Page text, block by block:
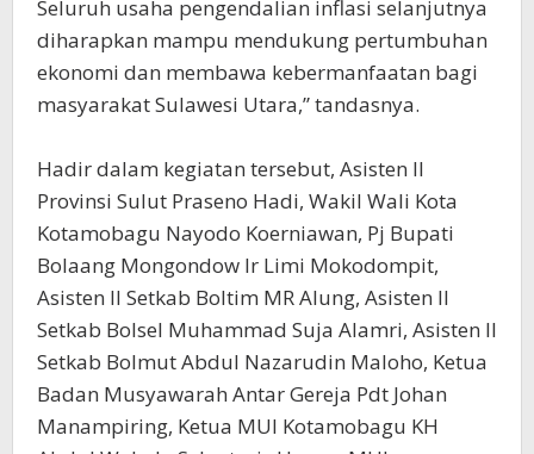
Seluruh usaha pengendalian inflasi selanjutnya
diharapkan mampu mendukung pertumbuhan
ekonomi dan membawa kebermanfaatan bagi
masyarakat Sulawesi Utara,” tandasnya.
Hadir dalam kegiatan tersebut, Asisten II
Provinsi Sulut Praseno Hadi, Wakil Wali Kota
Kotamobagu Nayodo Koerniawan, Pj Bupati
Bolaang Mongondow Ir Limi Mokodompit,
Asisten II Setkab Boltim MR Alung, Asisten II
Setkab Bolsel Muhammad Suja Alamri, Asisten II
Setkab Bolmut Abdul Nazarudin Maloho, Ketua
Badan Musyawarah Antar Gereja Pdt Johan
Manampiring, Ketua MUI Kotamobagu KH